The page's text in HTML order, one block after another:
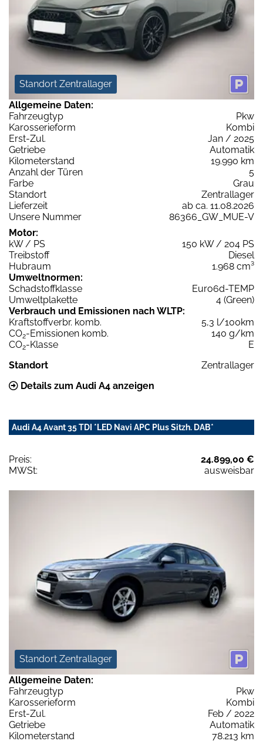
Standort Zentrallager
Allgemeine Daten:
Fahrzeugtyp
Pkw
Karosserieform
Kombi
Erst-Zul.
Jan / 2025
Getriebe
Automatik
Kilometerstand
19.990 km
Anzahl der Türen
5
Farbe
Grau
Standort
Zentrallager
Lieferzeit
ab ca. 11.08.2026
Unsere Nummer
86366_GW_MUE-V
Motor:
kW / PS
150 kW / 204 PS
Treibstoff
Diesel
Hubraum
1.968 cm³
Umweltnormen:
Schadstoffklasse
Euro6d-TEMP
Umweltplakette
4 (Green)
Verbrauch und Emissionen nach WLTP:
Kraftstoffverbr. komb.
5,3 l/100km
CO2-Emissionen komb.
140 g/km
CO2-Klasse
E
Standort
Zentrallager
Details zum Audi A4 anzeigen
Audi A4 Avant 35 TDI *LED Navi APC Plus Sitzh. DAB*
Preis:
24.899,00 €
MWSt:
ausweisbar
Standort Zentrallager
Allgemeine Daten:
Fahrzeugtyp
Pkw
Karosserieform
Kombi
Erst-Zul.
Feb / 2022
Getriebe
Automatik
Kilometerstand
78.213 km